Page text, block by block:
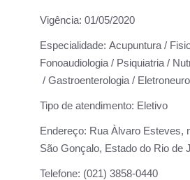
Vigência: 01/05/2020
Especialidade: Acupuntura /
Fonoaudiologia / Psiquiatria /
/ Gastroenterologia /
Tipo de atendimento: Eletivo
Endereço: Rua Àlvaro Esteves,
São Gonçalo, Estado do Rio de
Telefone: (021) 3858-0440